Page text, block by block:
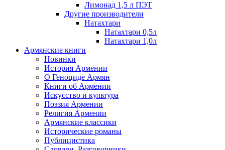
Лимонад 1,5 л ПЭТ
Другие производители
Натахтари
Натахтари 0,5л
Натахтари 1,0л
Армянские книги
Новинки
История Армении
О Геноциде Армян
Книги об Армении
Иcкусство и культура
Поэзия Армении
Религия Армении
Армянские классики
Исторические романы
Публицистика